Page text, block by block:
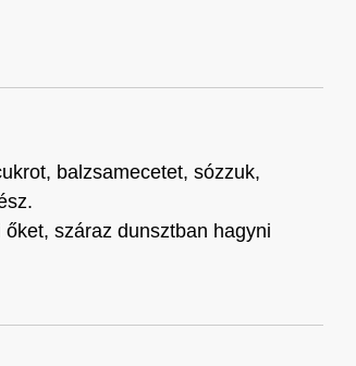
balzsamecetet, sózzuk,
száraz dunsztban hagyni